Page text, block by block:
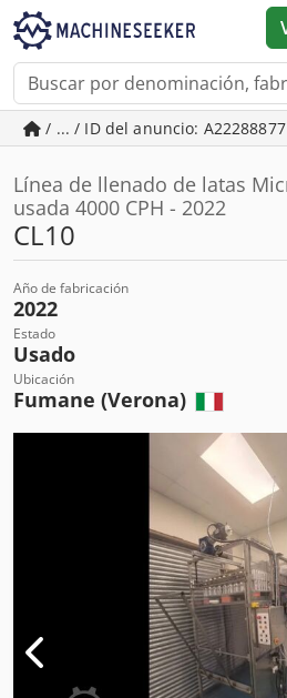
/ ... / ID del anuncio: A22288877
Línea de llenado de latas
usada 4000 CPH - 2022
CL10
Año de fabricación
2022
Estado
Usado
Ubicación
Fumane (Verona)